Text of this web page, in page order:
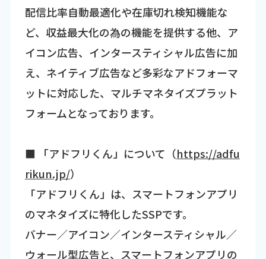
配信比率自動最適化や在庫切れ検知機能な
ど、収益最大化の為の機能を提供する他、ア
イコン広告、インタースティシャル広告に加
え、ネイティブ広告など多彩なアドフォーマ
ットに対応した、マルチマネタイズプラット
フォームとなっております。
■ 「アドフリくん」について（https://adfu
rikun.jp/）
「アドフリくん」は、スマートフォンアプリ
のマネタイズに特化したSSPです。
バナー／アイコン／インタースティシャル／
ウォール型広告と、スマートフォンアプリの